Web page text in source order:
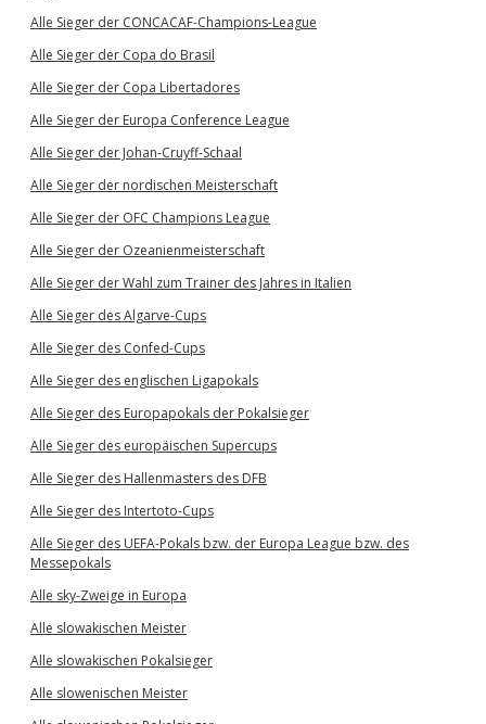
Alle Sieger der CONCACAF-Champions-League
Alle Sieger der Copa do Brasil
Alle Sieger der Copa Libertadores
Alle Sieger der Europa Conference League
Alle Sieger der Johan-Cruyff-Schaal
Alle Sieger der nordischen Meisterschaft
Alle Sieger der OFC Champions League
Alle Sieger der Ozeanienmeisterschaft
Alle Sieger der Wahl zum Trainer des Jahres in Italien
Alle Sieger des Algarve-Cups
Alle Sieger des Confed-Cups
Alle Sieger des englischen Ligapokals
Alle Sieger des Europapokals der Pokalsieger
Alle Sieger des europäischen Supercups
Alle Sieger des Hallenmasters des DFB
Alle Sieger des Intertoto-Cups
Alle Sieger des UEFA-Pokals bzw. der Europa League bzw. des
Messepokals
Alle sky-Zweige in Europa
Alle slowakischen Meister
Alle slowakischen Pokalsieger
Alle slowenischen Meister